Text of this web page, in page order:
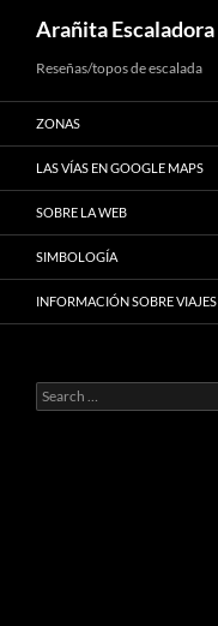
to
content
Arañita Escaladora
Reseñas/topos de escalada
ZONAS
LAS VÍAS EN GOOGLE MAPS
SOBRE LA WEB
SIMBOLOGÍA
INFORMACIÓN SOBRE VIAJES
Search
for: